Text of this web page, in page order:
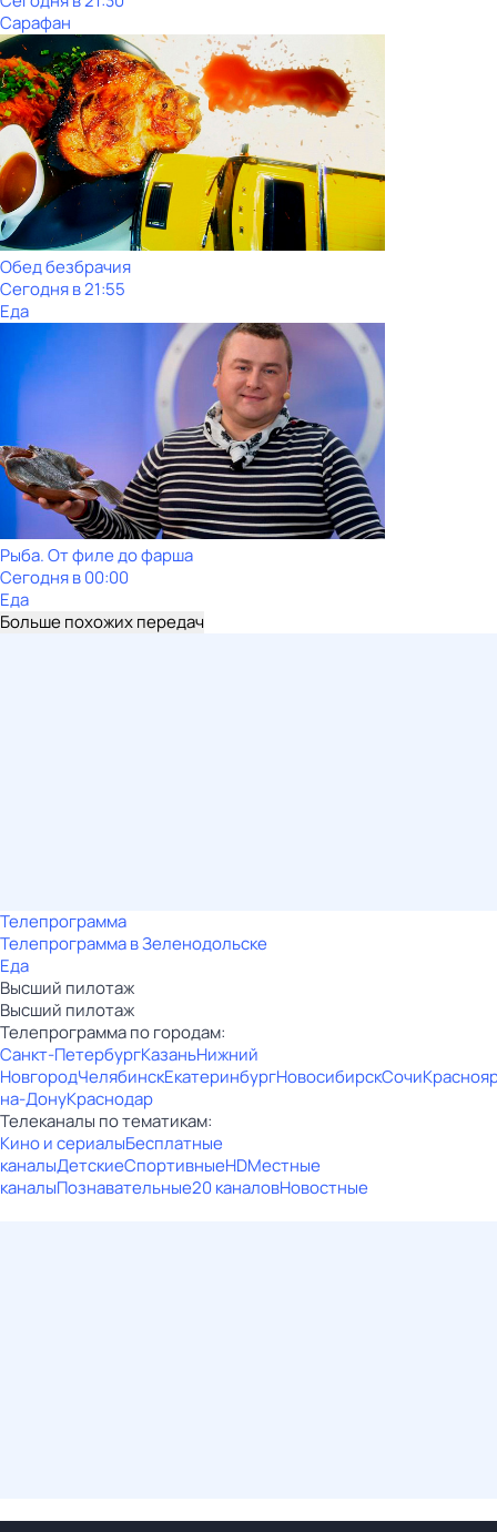
Сарафан
Обед безбрачия
Сегодня в 21:55
Еда
Рыба. От филе до фарша
Сегодня в 00:00
Еда
Больше похожих передач
Телепрограмма
Телепрограмма в Зеленодольске
Еда
Высший пилотаж
Высший пилотаж
Телепрограмма по городам:
Санкт-ПетербургКазаньНижний
НовгородЧелябинскЕкатеринбургНовосибирскСочи
на-ДонуКраснодар
Телеканалы по тематикам:
Кино и сериалыБесплатные
каналыДетскиеСпортивныеHDМестные
каналыПознавательные20 каналовНовостные